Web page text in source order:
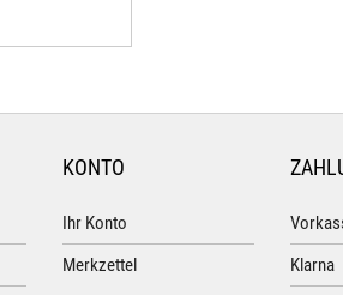
KONTO
Ihr Konto
Merkzettel
Klarna